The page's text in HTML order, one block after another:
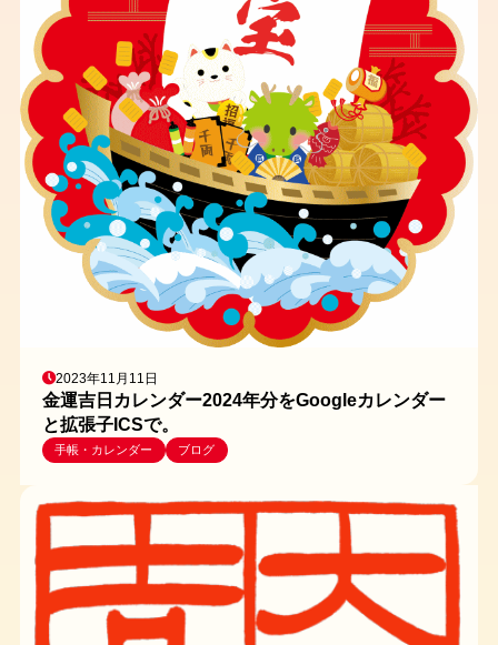
2023年11月11日
金運吉日カレンダー2024年分をGoogleカレンダー
と拡張子ICSで。
手帳・カレンダー ブログ